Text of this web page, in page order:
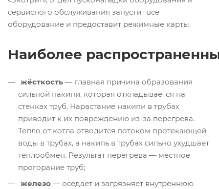
сервисного обслуживания запустит все
оборудование и предоставит режимные карты.
Наиболее
жёсткость — главная причина образования
сильной накипи, которая откладывается на
стенках труб. Нарастание накипи в трубах
приводит к их повреждению из-за перегрева.
Тепло от котла отводится потоком протекающей
воды в трубах, а накипь в трубах сильно ухудшает
теплообмен. Результат перегрева — местное
прогорание труб;
железо — оседает и загрязняет внутреннюю